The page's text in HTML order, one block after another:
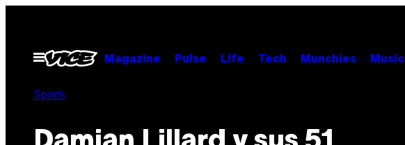
contenido
Abrir
Menú
Magazine Pulse Life Tech Munchies Music
Sports